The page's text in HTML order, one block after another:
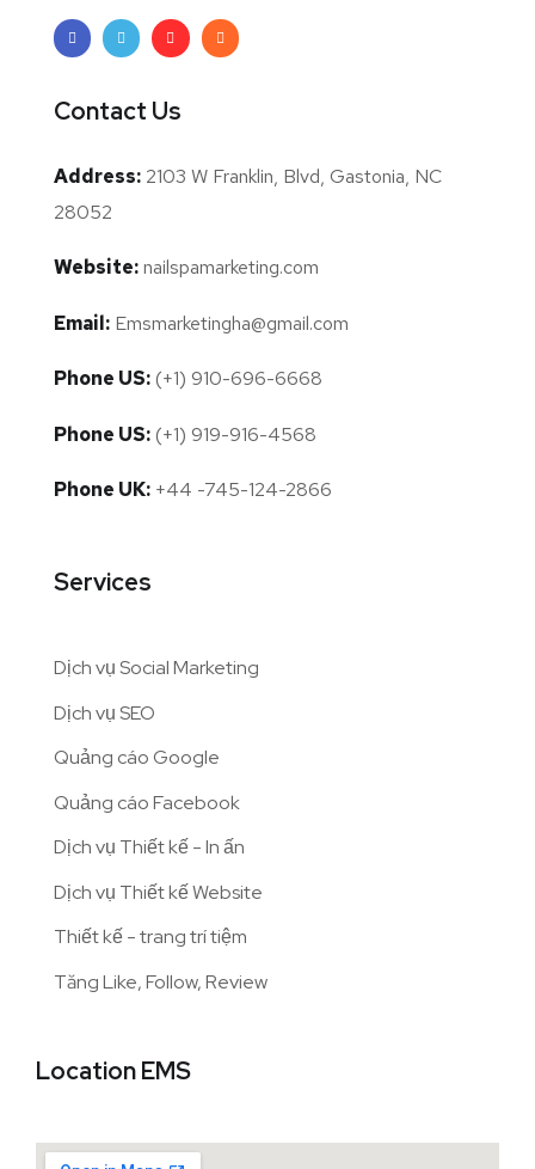
Contact Us
Address: 2103 W Franklin, Blvd, Gastonia, NC
28052
Website:nailspamarketing.com
Email: Emsmarketingha@gmail.com
Phone US: (+1) 910-696-6668
Phone US: (+1) 919-916-4568
Phone UK: +44 -745-124-2866
Services
Dịch vụ Social Marketing
Dịch vụ SEO
Quảng cáo Google
Quảng cáo Facebook
Dịch vụ Thiết kế - In ấn
Dịch vụ Thiết kế Website
Thiết kế - trang trí tiệm
Tăng Like, Follow, Review
Location EMS